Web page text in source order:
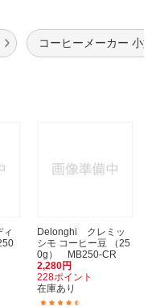
コーヒーメーカー 小
Delonghi クレミッ
シモ コーヒー豆 （25
0g） MB250-CR
2,280円
228ポイント
在庫あり